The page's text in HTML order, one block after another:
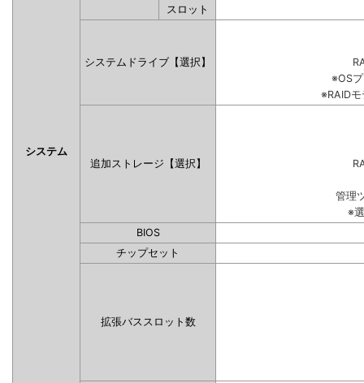
システム
スロット
システムドライブ【選択】
※OS
※RAID
追加ストレージ【選択】
管理
※
BIOS
チップセット
拡張バススロット数